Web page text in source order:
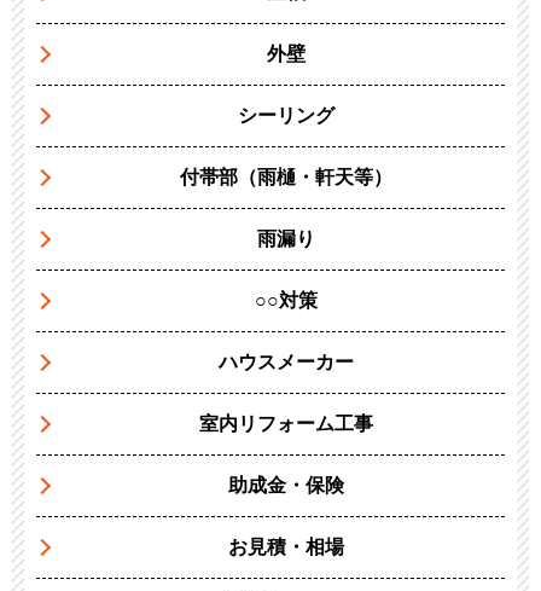
外壁
シーリング
付帯部（雨樋・軒天等）
雨漏り
○○対策
ハウスメーカー
室内リフォーム工事
助成金・保険
お見積・相場